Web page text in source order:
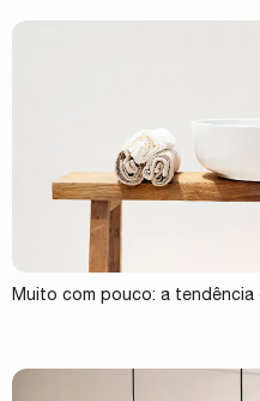
Muito com pouco: a tendência